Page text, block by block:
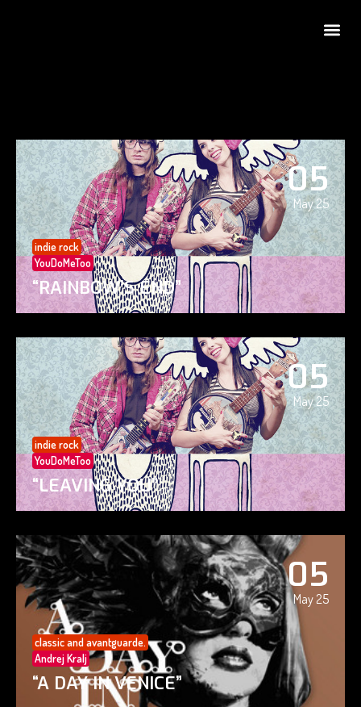
05
May 25
indie rock
YouDoMeToo
“RAINBOW’S END”
05
May 25
indie rock
YouDoMeToo
“LEAVING YOU”
05
May 25
classic and avantguarde.
Andrej Kralj
“A DAY IN VENICE”